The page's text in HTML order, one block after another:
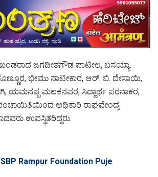
ಜಗದೀಶಗೌಡ ಪಾಟೀಲ, ಬಸಯ್ಯಾ
ಭೀಮು ನಾಟೀಕಾರ, ಆರ್. ಬಿ. ದೇಸಾಯಿ,
ಯಮನಪ್ಪ ಮಲಕನವರ, ಸಿದ್ದಾರ್ಥ ಪರನಾಕರ,
ಅಧಿಕಾರಿ ರಾಘವೇಂದ್ರ
ಉಪಸ್ಥಿತರಿದ್ದರು.
Rampur Foundation Puje